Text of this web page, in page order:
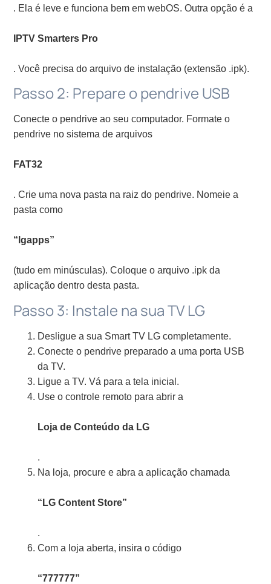
. Ela é leve e funciona bem em webOS. Outra opção é a
IPTV Smarters Pro
. Você precisa do arquivo de instalação (extensão .ipk).
Passo 2: Prepare o pendrive USB
Conecte o pendrive ao seu computador. Formate o
pendrive no sistema de arquivos
FAT32
. Crie uma nova pasta na raiz do pendrive. Nomeie a
pasta como
“lgapps”
(tudo em minúsculas). Coloque o arquivo .ipk da
aplicação dentro desta pasta.
Passo 3: Instale na sua TV LG
Desligue a sua Smart TV LG completamente.
Conecte o pendrive preparado a uma porta USB
da TV.
Ligue a TV. Vá para a tela inicial.
Use o controle remoto para abrir a
Loja de Conteúdo da LG
.
Na loja, procure e abra a aplicação chamada
“LG Content Store”
.
Com a loja aberta, insira o código
“777777”